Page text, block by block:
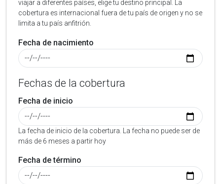
viajar a diferentes países, elige tu destino principal. La
cobertura es internacional fuera de tu país de origen y no se
limita a tu país anfitrión.
Fecha de nacimiento
Fechas de la cobertura
Fecha de inicio
La fecha de inicio de la cobertura. La fecha no puede ser de
más de 6 meses a partir hoy
Fecha de término